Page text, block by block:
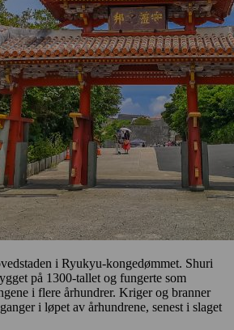
i Ryukyu-kongedømmet. Shuri
på 1300-tallet og fungerte som
i flere århundrer. Kriger og branner
i løpet av århundrene, senest i slaget